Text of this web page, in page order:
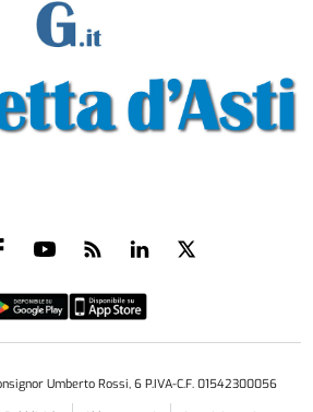
Umberto Rossi, 6 P.IVA-C.F. 01542300056